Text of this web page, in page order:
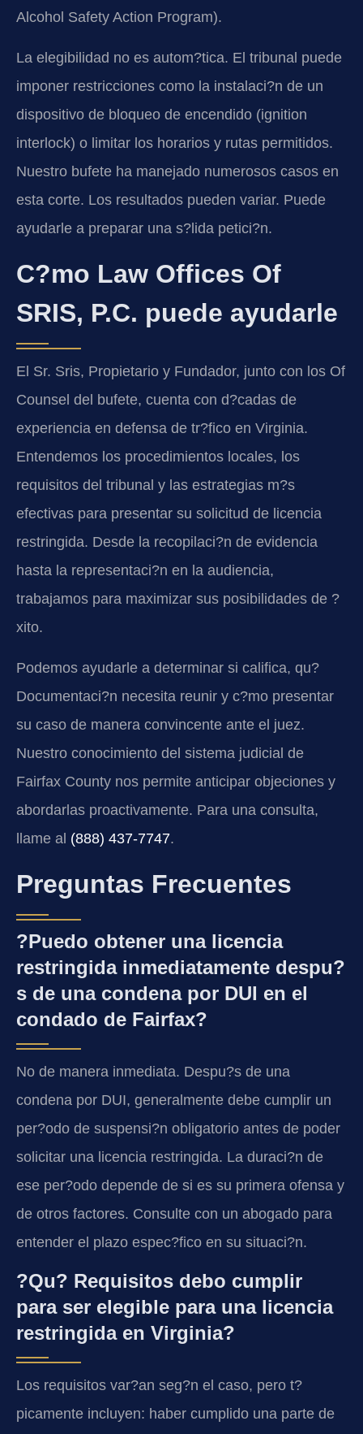
Alcohol Safety Action Program).
La elegibilidad no es autom?tica. El tribunal puede
imponer restricciones como la instalaci?n de un
dispositivo de bloqueo de encendido (ignition
interlock) o limitar los horarios y rutas permitidos.
Nuestro bufete ha manejado numerosos casos en
esta corte. Los resultados pueden variar. Puede
ayudarle a preparar una s?lida petici?n.
C?mo Law Offices Of
SRIS, P.C. puede ayudarle
El Sr. Sris, Propietario y Fundador, junto con los Of
Counsel del bufete, cuenta con d?cadas de
experiencia en defensa de tr?fico en Virginia.
Entendemos los procedimientos locales, los
requisitos del tribunal y las estrategias m?s
efectivas para presentar su solicitud de licencia
restringida. Desde la recopilaci?n de evidencia
hasta la representaci?n en la audiencia,
trabajamos para maximizar sus posibilidades de ?
xito.
Podemos ayudarle a determinar si califica, qu?
Documentaci?n necesita reunir y c?mo presentar
su caso de manera convincente ante el juez.
Nuestro conocimiento del sistema judicial de
Fairfax County nos permite anticipar objeciones y
abordarlas proactivamente. Para una consulta,
llame al (888) 437-7747.
Preguntas Frecuentes
?Puedo obtener una licencia
restringida inmediatamente despu?
s de una condena por DUI en el
condado de Fairfax?
No de manera inmediata. Despu?s de una
condena por DUI, generalmente debe cumplir un
per?odo de suspensi?n obligatorio antes de poder
solicitar una licencia restringida. La duraci?n de
ese per?odo depende de si es su primera ofensa y
de otros factores. Consulte con un abogado para
entender el plazo espec?fico en su situaci?n.
?Qu? Requisitos debo cumplir
para ser elegible para una licencia
restringida en Virginia?
Los requisitos var?an seg?n el caso, pero t?
picamente incluyen: haber cumplido una parte de